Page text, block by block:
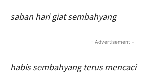
saban hari giat sembahyang
- Advertisement -
habis sembahyang terus mencaci